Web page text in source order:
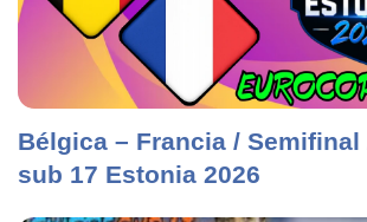
Bélgica – Francia /
sub 17 Estonia 2026